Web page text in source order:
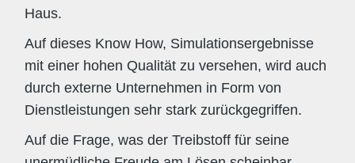
Haus.
Auf dieses Know How, Simulationsergebnisse
mit einer hohen Qualität zu versehen, wird auch
durch externe Unternehmen in Form von
Dienstleistungen sehr stark zurückgegriffen.
Auf die Frage, was der Treibstoff für seine